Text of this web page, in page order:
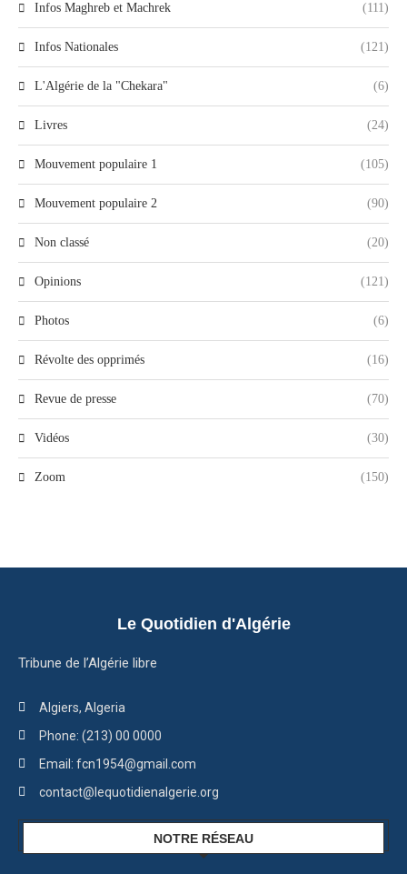
Infos Maghreb et Machrek (111)
Infos Nationales (121)
L'Algérie de la "Chekara" (6)
Livres (24)
Mouvement populaire 1 (105)
Mouvement populaire 2 (90)
Non classé (20)
Opinions (121)
Photos (6)
Révolte des opprimés (16)
Revue de presse (70)
Vidéos (30)
Zoom (150)
Le Quotidien d'Algérie
Tribune de l’Algérie libre
Algiers, Algeria
Phone: (213) 00 0000
Email: fcn1954@gmail.com
contact@lequotidienalgerie.org
NOTRE RÉSEAU